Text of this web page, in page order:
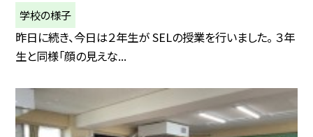
学校の様子
昨日に続き、今日は２年生が SELの授業を行いました。 ３年
生と同様「顔の見えな...